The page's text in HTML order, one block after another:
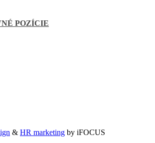
POZÍCIE
& HR marketing by iFOCUS